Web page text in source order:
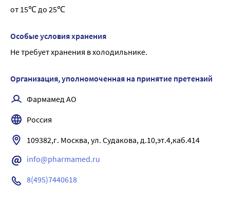
от 15℃ до 25℃
Особые условия хранения
Не требует хранения в холодильнике.
Организация, уполномоченная на принятие претензий
Фармамед АО
Россия
info@pharmamed.ru
8(495)7440618